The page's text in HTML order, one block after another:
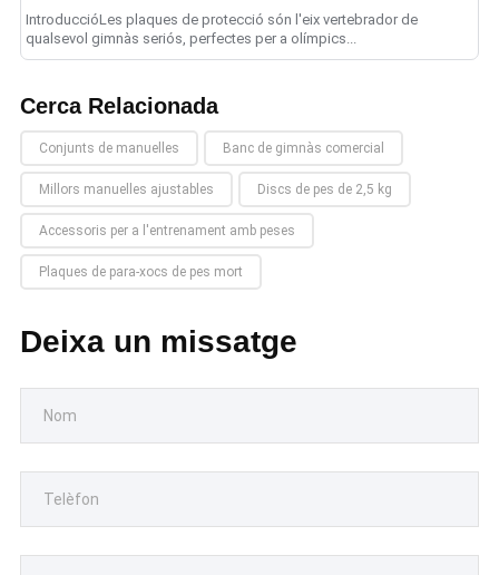
IntroduccióLes plaques de protecció són l'eix vertebrador de
qualsevol gimnàs seriós, perfectes per a olímpics...
Cerca Relacionada
Conjunts de manuelles Banc de gimnàs comercial
Millors manuelles ajustables Discs de pes de 2,5 kg
Accessoris per a l'entrenament amb peses
Plaques de para-xocs de pes mort
Deixa un missatge